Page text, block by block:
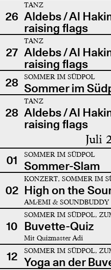
26
TANZ
Aldebs / Al
raising flags
27
TANZ
Aldebs / Al
raising flags
28
SOMMER IM SÜDPOL
Sommer im
28
TANZ
Aldebs / Al
raising flags
Juli
01 SOMMER IM SÜDPOL
Sommer-Slam
02
KONZERT, SOMMER IM
High on the
AMÆMI & SOUNDBUDDY
10
SOMMER IM SÜDPOL,
Buvette-Quiz
Mit Quizmaster Adi
12 SOMMER IM SÜDPOL,
Yoga an der